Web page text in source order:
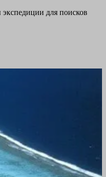
для поисков